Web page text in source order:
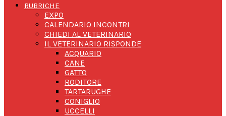
RUBRICHE
EXPO
CALENDARIO INCONTRI
CHIEDI AL VETERINARIO
IL VETERINARIO RISPONDE
ACQUARIO
CANE
GATTO
RODITORE
TARTARUGHE
CONIGLIO
UCCELLI